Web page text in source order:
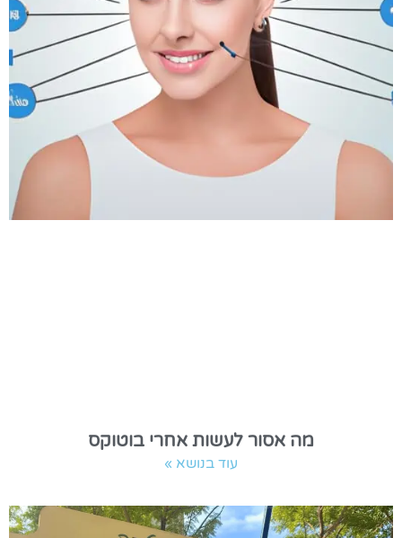
מה אסור לעשות אחרי בוטוקס
עוד בנושא »